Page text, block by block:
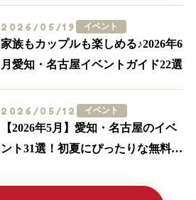
2026/05/19 イベント
家族もカップルも楽しめる♪2026年6
月愛知・名古屋イベントガイド22選
2026/05/12 イベント
【2026年5月】愛知・名古屋のイベ
ント31選！初夏にぴったりな無料の